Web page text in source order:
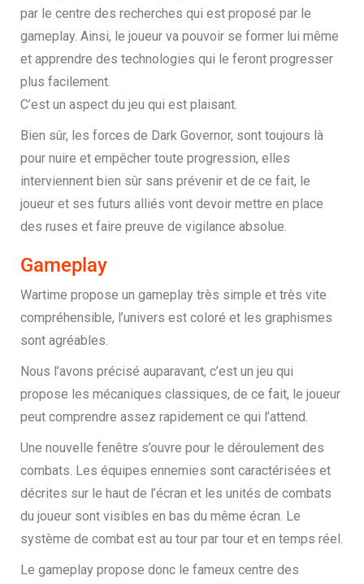
par le centre des recherches qui est proposé par le
gameplay. Ainsi, le joueur va pouvoir se former lui même
et apprendre des technologies qui le feront progresser
plus facilement.
C’est un aspect du jeu qui est plaisant.
Bien sûr, les forces de Dark Governor, sont toujours là
pour nuire et empêcher toute progression, elles
interviennent bien sûr sans prévenir et de ce fait, le
joueur et ses futurs alliés vont devoir mettre en place
des ruses et faire preuve de vigilance absolue.
Gameplay
Wartime propose un gameplay très simple et très vite
compréhensible, l’univers est coloré et les graphismes
sont agréables.
Nous l’avons précisé auparavant, c’est un jeu qui
propose les mécaniques classiques, de ce fait, le joueur
peut comprendre assez rapidement ce qui l’attend.
Une nouvelle fenêtre s’ouvre pour le déroulement des
combats. Les équipes ennemies sont caractérisées et
décrites sur le haut de l’écran et les unités de combats
du joueur sont visibles en bas du même écran. Le
système de combat est au tour par tour et en temps réel.
Le gameplay propose donc le fameux centre des